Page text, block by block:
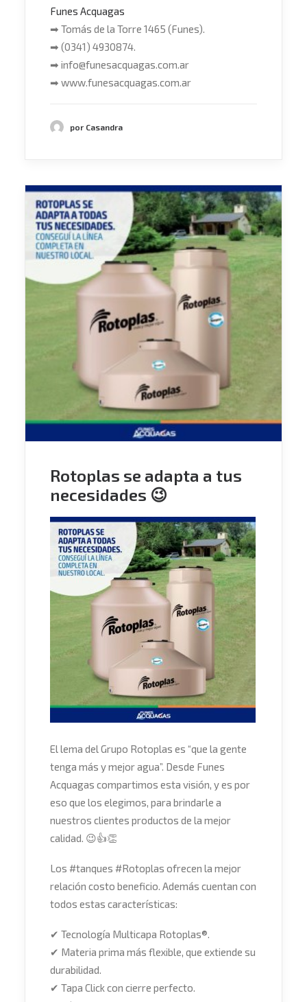
Funes Acquagas
➡ Tomás de la Torre 1465 (Funes).
➡ (0341) 4930874.
➡ info@funesacquagas.com.ar
➡ www.funesacquagas.com.ar
por Casandra
Rotoplas se adapta a tus
necesidades 😉
El lema del Grupo Rotoplas es “que la gente
tenga más y mejor agua”. Desde Funes
Acquagas compartimos esta visión, y es por
eso que los elegimos, para brindarle a
nuestros clientes productos de la mejor
calidad. 😉👍👏
Los #tanques #Rotoplas ofrecen la mejor
relación costo beneficio. Además cuentan con
todos estas características:
✔ Tecnología Multicapa Rotoplas®.
✔ Materia prima más flexible, que extiende su
durabilidad.
✔ Tapa Click con cierre perfecto.